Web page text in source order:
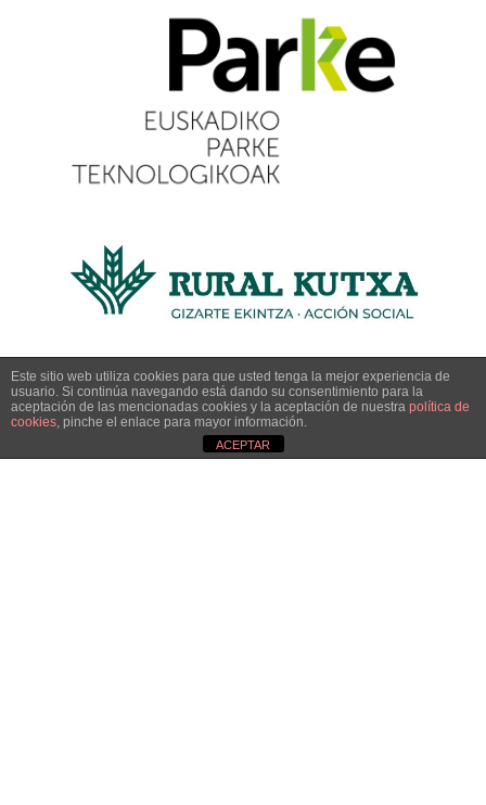
Este sitio web utiliza cookies para que usted tenga la mejor experiencia de
usuario. Si continúa navegando está dando su consentimiento para la
aceptación de las mencionadas cookies y la aceptación de nuestra política de
cookies, pinche el enlace para mayor información.
ACEPTAR